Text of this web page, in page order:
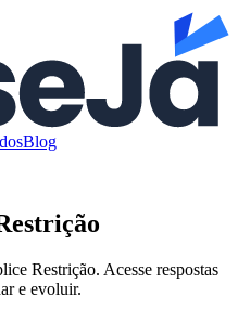
Blog
Restrição. Acesse respostas
e evoluir.